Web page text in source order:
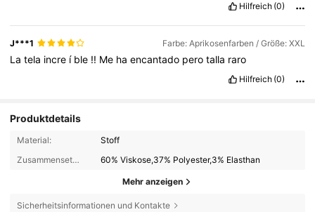
Hilfreich (0)
J***1 Farbe: Aprikosenfarben / Größe: XXL
Latela incre í ble !! Me haencantado perotalla raro
Hilfreich (0)
Produktdetails
Material:
Stoff
Zusammensetzung:
60% Viskose,37% Polyester,3% Elasthan
Mehr anzeigen
Sicherheitsinformationen und Kontakte